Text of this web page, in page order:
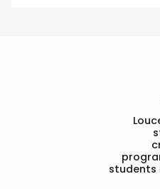
students